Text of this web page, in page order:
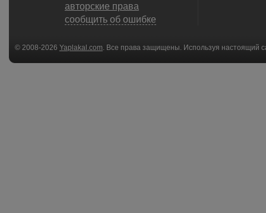
авторские права
сообщить об ошибке
© 2008-2026 Yaplakal.com . Все права защищены. Используя настоящий
соглашения.